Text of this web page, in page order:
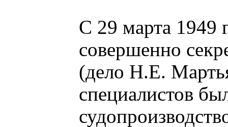
С 29 марта 1949
совершенно
(дело Н.Е.
специалистов